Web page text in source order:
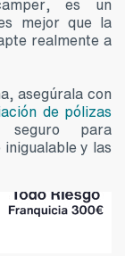
es un
mejor que la
realmente a
asegúrala con
de pólizas
para
y las